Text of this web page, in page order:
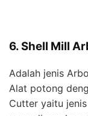
6. Shell Mill
Adalah jenis
Alat potong
Cutter yaitu